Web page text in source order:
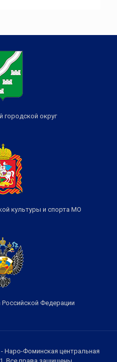
городской округ
культуры и спорта МО
Федерации
Фоминская центральная